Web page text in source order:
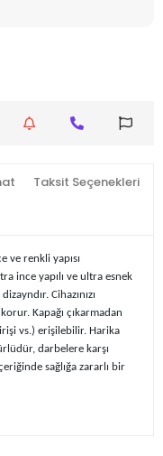
Taksit Seçenekleri
ve renkli yapısı
ince yapılı ve ultra esnek
Cihazınızı
Kapağı çıkarmadan
vs.) erişilebilir. Harika
darbelere karşı
sağlığa zararlı bir